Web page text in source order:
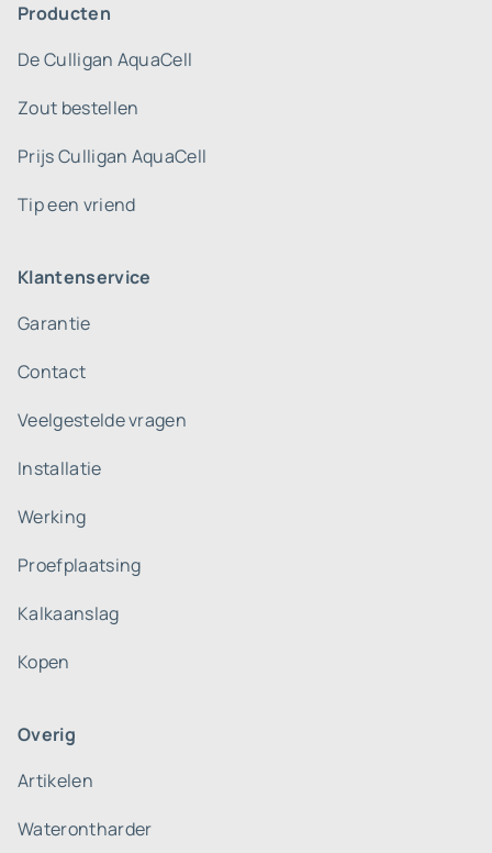
Producten
De Culligan AquaCell
Zout bestellen
Prijs Culligan AquaCell
Tip een vriend
Klantenservice
Garantie
Contact
Veelgestelde vragen
Installatie
Werking
Proefplaatsing
Kalkaanslag
Kopen
Overig
Artikelen
Waterontharder